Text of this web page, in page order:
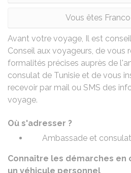
Vous êtes
Avant votre voyage, Il est
Conseil aux voyageurs, de vous
formalités précises auprès de
consulat de Tunisie et de vous
recevoir par mail ou SMS des
voyage.
Où s'adresser ?
Ambassade et
Connaître les démarches en
un véhicule personnel